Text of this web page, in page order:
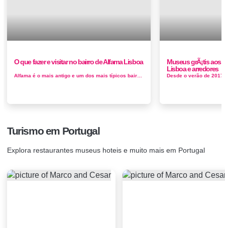
O que fazer e visitar no bairro de Alfama Lisboa
Alfama é o mais antigo e um dos mais típicos bairros da cidade de Lisboa. Actualmente, abrange uma parte da freguesia de Santa Maria...
Museus grÃ¡tis aos
Lisboa e arredores
Turismo em Portugal
Explora restaurantes museus hoteis e muito mais em Portugal